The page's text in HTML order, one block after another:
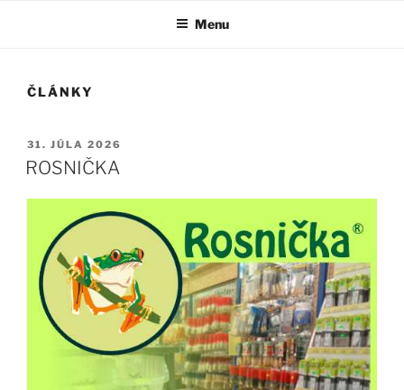
Menu
ČLÁNKY
PUBLIKOVANÉ
31. JÚLA 2026
ROSNIČKA